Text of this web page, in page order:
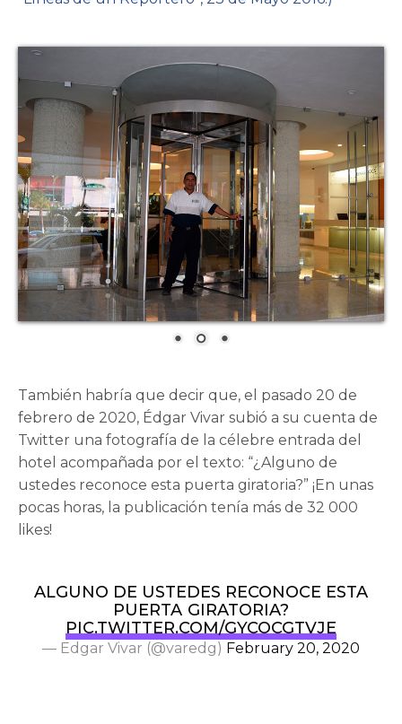
También habría que decir que, el pasado 20 de
febrero de 2020, Édgar Vivar subió a su cuenta de
Twitter una fotografía de la célebre entrada del
hotel acompañada por el texto: “¿Alguno de
ustedes reconoce esta puerta giratoria?” ¡En unas
pocas horas, la publicación tenía más de 32 000
likes!
ALGUNO DE USTEDES RECONOCE ESTA
PUERTA GIRATORIA?
PIC.TWITTER.COM/GYCOCGTVJE
— Edgar Vivar (@varedg) February 20, 2020